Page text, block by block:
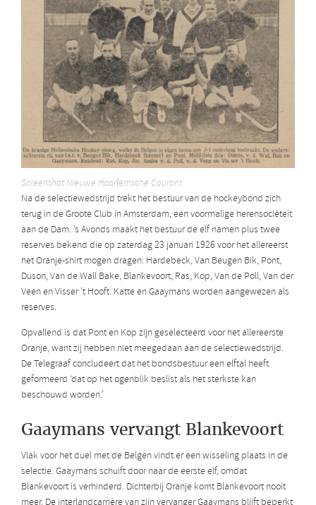
Screenshot Nieuwe Haarlemsche Courant
Na de selectiewedstrijd trekt het bestuur van de hockeybond zich
terug in de Groote Club in Amsterdam, een voormalige herensociëteit
aan de Dam. ’s Avonds maakt het bestuur de elf namen plus twee
reserves bekend die op zaterdag 23 januari 1926 voor het allereerst
het Oranje-shirt mogen dragen: Hardebeck, Van Beugen Bik, Pont,
Duson, Van de Wall Bake, Blankevoort, Ras, Kop, Van de Poll, Van der
Veen en Visser ’t Hooft. Katte en Gaaymans worden aangewezen als
reserves.
Opvallend is dat Pont en Kop zijn geselecteerd voor het allereerste
Oranje, want zij hebben niet meegedaan aan de selectiewedstrijd.
De Telegraaf concludeert dat het bondsbestuur een elftal heeft
geformeerd ‘dat op het ogenblik beslist als het sterkste kan
beschouwd worden.’
Gaaymans vervangt Blankevoort
Vlak voor het duel met de Belgen vindt er een wisseling plaats in de
selectie. Gaaymans schuift door naar de eerste elf, omdat
Blankevoort is verhinderd. Dichterbij Oranje komt Blankevoort nooit
meer. De interlandcarrière van zijn vervanger Gaaymans blijft beperkt